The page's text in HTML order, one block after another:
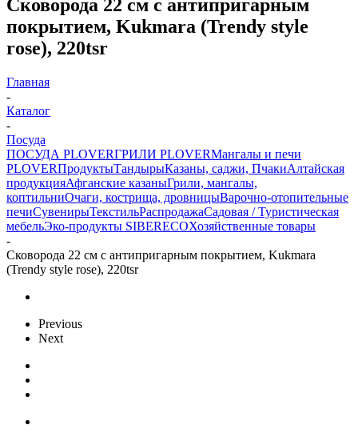
Сковорода 22 см с антипригарным
покрытием, Kukmara (Trendy style
rose), 220tsr
Главная
-
Каталог
-
Посуда
ПОСУДА PLOVERГРИЛИ PLOVERМангалы и печи
PLOVERПродуктыТандырыКазаны, саджи, ПчакиАлтайская
продукцияАфганские казаныГрили, мангалы,
коптильниОчаги, кострища, дровницыВарочно-отопительные
печиСувенирыТекстильРаспродажаСадовая / Туристическая
мебельЭко-продукты SIBERECOХозяйственные товары
-
Сковорода 22 см с антипригарным покрытием, Kukmara
(Trendy style rose), 220tsr
Previous
Next